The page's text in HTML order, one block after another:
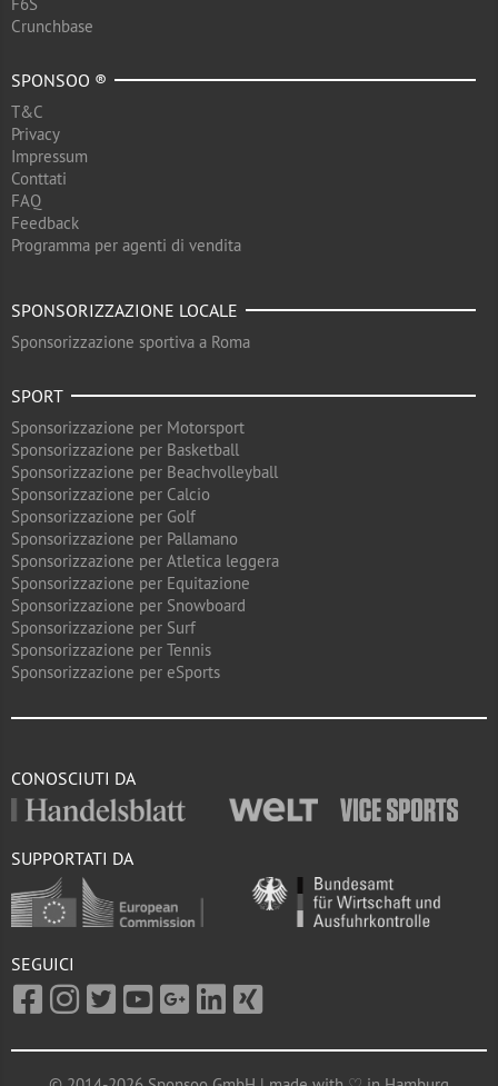
Crunchbase
SPONSOO ®
T&C
Privacy
Impressum
Conttati
FAQ
Feedback
Programma per agenti di vendita
SPONSORIZZAZIONE LOCALE
Sponsorizzazione sportiva a Roma
SPORT
Sponsorizzazione per Motorsport
Sponsorizzazione per Basketball
Sponsorizzazione per Beachvolleyball
Sponsorizzazione per Calcio
Sponsorizzazione per Golf
Sponsorizzazione per Pallamano
Sponsorizzazione per Atletica leggera
Sponsorizzazione per Equitazione
Sponsorizzazione per Snowboard
Sponsorizzazione per Surf
Sponsorizzazione per Tennis
Sponsorizzazione per eSports
CONOSCIUTI DA
SUPPORTATI DA
SEGUICI